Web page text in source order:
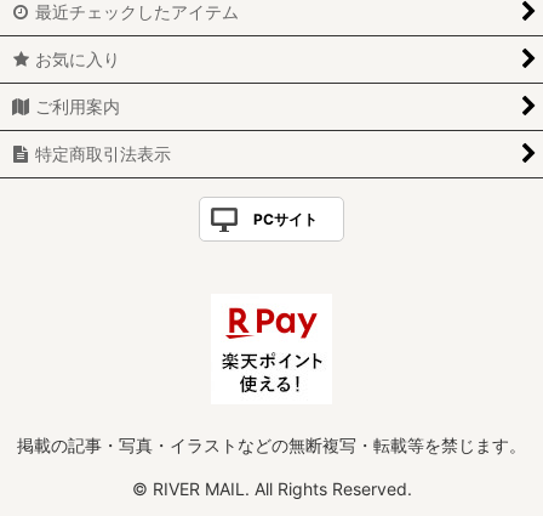
最近チェックしたアイテム
お気に入り
ご利用案内
特定商取引法表示
PCサイト
掲載の記事・写真・イラストなどの無断複写・転載等を禁じます。
© RIVER MAIL. All Rights Reserved.